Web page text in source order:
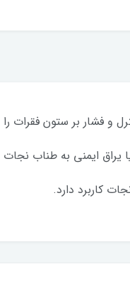
و فشار بر ستون
یراق ایمنی به طناب
کاربرد دارد.